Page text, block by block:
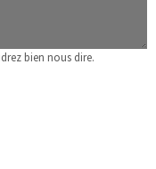
bien nous dire.